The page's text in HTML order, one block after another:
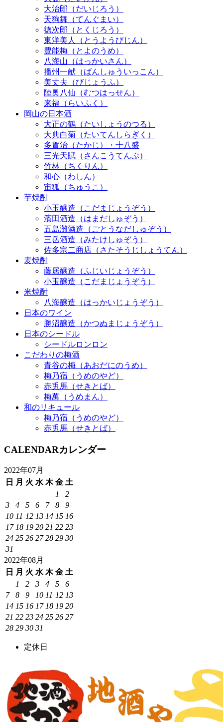
大治郎（だいじろう）
天狗舞（てんぐまい）
徳次郎（とくじろう）
東洋美人（とうようびじん）
豊能梅（とよのうめ）
八海山（はっかいさん）
播州一献（ばんしゅういっこん）
美丈夫（びじょうふ）
陸奥八仙（むつはっせん）
来福（らいふく）
岡山の日本酒
大正の鶴（たいしょうのつる）
大典白菊（たいてんしらぎく）
多賀治（たかじ）・十八盛
三光天賦（さんこうてんぷ）
竹林（ちくりん）
和心（わしん）
宙狐（ちゅうこ）
芋焼酎
小玉醸造（こだまじょうぞう）
濱田酒造（はまだしゅぞう）
五島灘酒造（ごとうなだしゅぞう）
三岳酒造（みたけしゅぞう）
佐多宗二商店（さたそうじしょうてん）
麦焼酎
藤居醸造（ふじいじょうぞう）
小玉醸造（こだまじょうぞう）
米焼酎
八海醸造（はっかいじょうぞう）
日本のワイン
勝沼醸造（かつぬまじょうぞう）
日本のシードル
シードルロンロン
こだわりの梅酒
青谷の梅（あおだにのうめ）
梅乃宿（うめのやど）
赤兎馬（せきとば）
梅萬（うめまん）
和のリキュール
梅乃宿（うめのやど）
赤兎馬（せきとば）
CALENDARカレンダー
2022年07月
日
月 火 水 木 金 土
1
2
3
4 5 6 7 8
9
10 11 12 13 14 15 16
17 18 19 20 21 22 23
24 25 26 27 28 29 30
31
2022年08月
日
月 火 水 木 金 土
1
2 3 4 5
6
7
8 9 10 11 12 13
14 15 16 17 18 19 20
21 22 23 24 25 26 27
28 29 30 31
定休日